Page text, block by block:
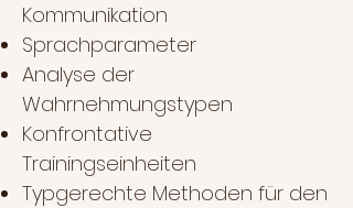
Kommunikation
Sprachparameter
Analyse der
Wahrnehmungstypen
Konfrontative
Trainingseinheiten
Typgerechte Methoden für den